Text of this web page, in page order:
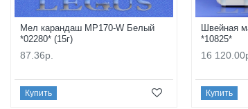
Мел карандаш MP170-W Белый
*02280* (15г)
87.36р.
Купить
Швейная
*10825*
16
Купить